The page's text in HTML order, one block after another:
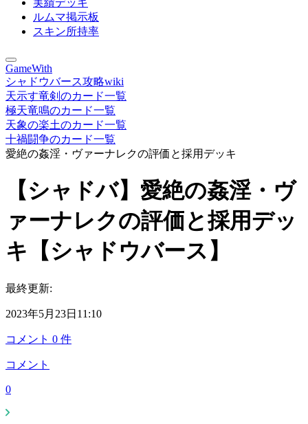
実績デッキ
ルムマ掲示板
スキン所持率
GameWith
シャドウバース攻略wiki
天示す竜剣のカード一覧
極天竜鳴のカード一覧
天象の楽土のカード一覧
十禍闘争のカード一覧
愛絶の姦淫・ヴァーナレクの評価と採用デッキ
【シャドバ】愛絶の姦淫・ヴ
ァーナレクの評価と採用デッ
キ【シャドウバース】
最終更新:
2023年5月23日11:10
コメント 0 件
コメント
0